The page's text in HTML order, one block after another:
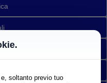
soltanto previo tuo